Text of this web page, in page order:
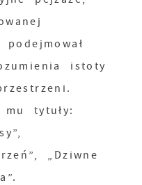
istoty
mu tytuły:
„Dziwne